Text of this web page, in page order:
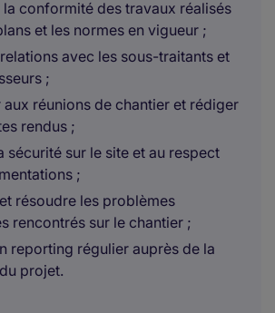
conformité des travaux réalisés
et les normes en vigueur ;
avec les sous-traitants et
;
aux réunions de chantier et rédiger
rendus ;
sécurité sur le site et au respect
;
résoudre les problèmes
rencontrés sur le chantier ;
reporting régulier auprès de la
projet.